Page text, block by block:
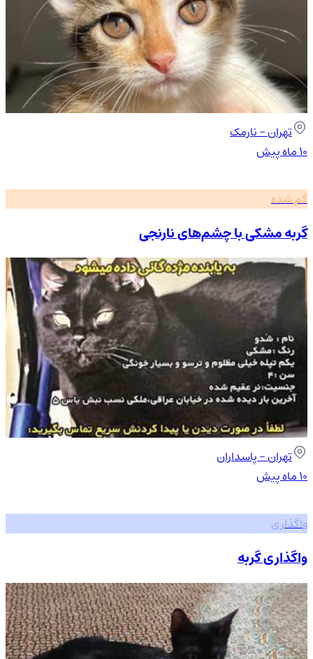
تهران- نارمک
۱۰ ماه پیش
گم شده
گربه مشکی با چشم‌های نارنجی
تهران- پاسداران
۱۰ ماه پیش
واگذاری
واگذاری گربه